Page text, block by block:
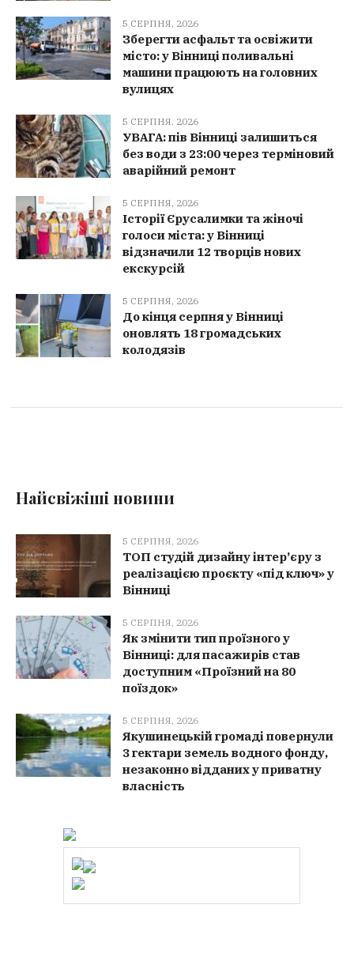
5 СЕРПНЯ, 2026
Зберегти асфальт та освіжити
місто: у Вінниці поливальні
машини працюють на головних
вулицях
5 СЕРПНЯ, 2026
УВАГА: пів Вінниці залишиться
без води з 23:00 через терміновий
аварійний ремонт
5 СЕРПНЯ, 2026
Історії Єрусалимки та жіночі
голоси міста: у Вінниці
відзначили 12 творців нових
екскурсій
5 СЕРПНЯ, 2026
До кінця серпня у Вінниці
оновлять 18 громадських
колодязів
Найсвіжіші новини
5 СЕРПНЯ, 2026
ТОП студій дизайну інтер’єру з
реалізацією проєкту «під ключ» у
Вінниці
5 СЕРПНЯ, 2026
Як змінити тип проїзного у
Вінниці: для пасажирів став
доступним «Проїзний на 80
поїздок»
5 СЕРПНЯ, 2026
Якушинецькій громаді повернули
3 гектари земель водного фонду,
незаконно відданих у приватну
власність